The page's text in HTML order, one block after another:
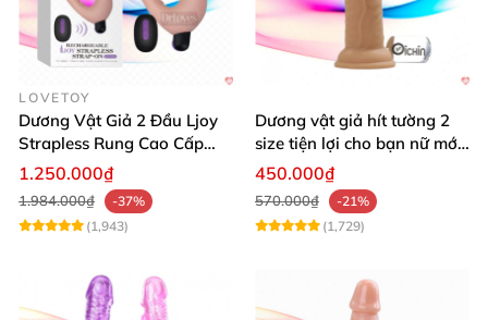
LOVETOY
Dương Vật Giả 2 Đầu Ljoy
Strapless Rung Cao Cấp
ĐKTX Mạnh Mẽ
1.250.000₫
1.984.000₫
-37%
(1,943)
Dương vật giả hít tường 2
size tiện lợi cho bạn nữ mới
dùng
450.000₫
570.000₫
-21%
(1,729)